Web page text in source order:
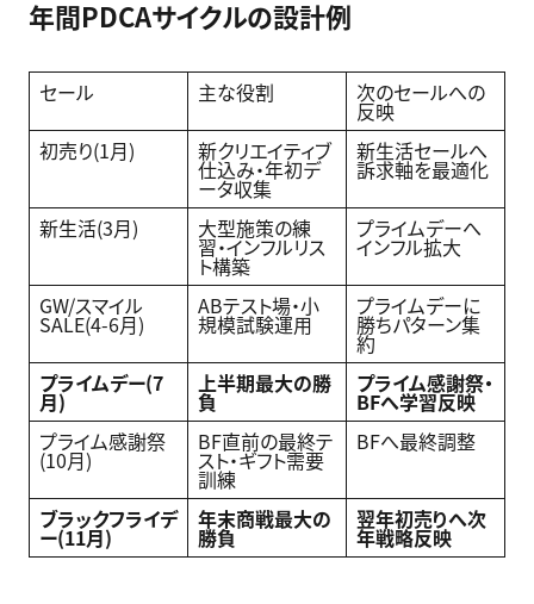
年間PDCAサイクルの設計例
セール 主な役割 次のセールへの
反映
初売り(1月)
新クリエイティブ
仕込み・年初デ
ータ収集
新生活セールへ
訴求軸を最適化
新生活(3月) 大型施策の練
習・インフルリス
ト構築
プライムデーへ
インフル拡大
GW/スマイル
SALE(4-6月)
ABテスト場・小
規模試験運用
プライムデーに
勝ちパターン集
約
プライムデー(7
月)
上半期最大の勝
負
プライム感謝祭・
BFへ学習反映
プライム感謝祭
(10月)
BF直前の最終テ
スト・ギフト需要
訓練
BFへ最終調整
ブラックフライデ
ー(11月)
年末商戦最大の
勝負
翌年初売りへ次
年戦略反映